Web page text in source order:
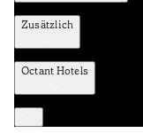
Zusätzlich
Octant Hotels